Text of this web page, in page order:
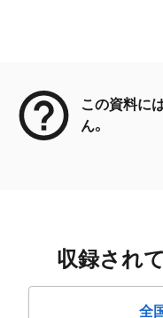
この資料に
ん。
収録され
全